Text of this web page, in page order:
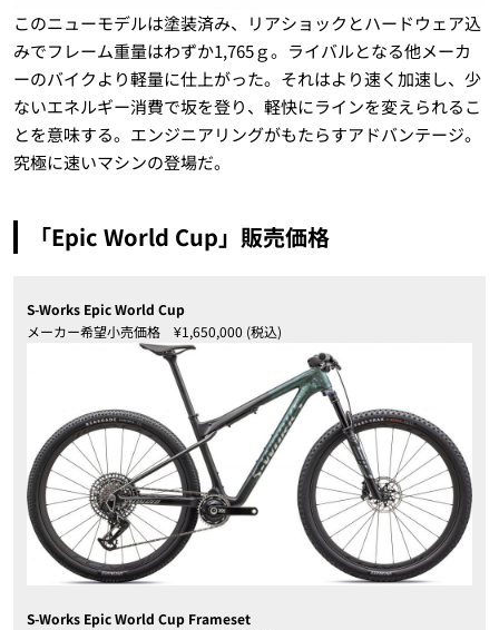
このニューモデルは塗装済み、リアショックとハードウェア込
みでフレーム重量はわずか1,765ｇ。ライバルとなる他メーカ
ーのバイクより軽量に仕上がった。それはより速く加速し、少
ないエネルギー消費で坂を登り、軽快にラインを変えられるこ
とを意味する。エンジニアリングがもたらすアドバンテージ。
究極に速いマシンの登場だ。
「Epic World Cup」販売価格
S-Works Epic World Cup
メーカー希望小売価格 ¥1,650,000 (税込)
S-Works Epic World Cup Frameset